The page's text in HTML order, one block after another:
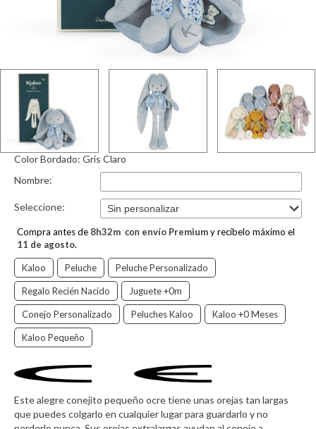
Color Bordado: Gris Claro
Nombre:
Seleccione:
Compra antes de 8h32m con envío Premiumy recíbelo máximo el
11 de agosto.
Kaloo Peluche Peluche Personalizado
Regalo Recién Nacido Juguete +0m
Conejo Personalizado Peluches Kaloo Kaloo +0 Meses
Kaloo Pequeño
Este alegre conejito pequeño ocre tiene unas orejas tan largas
que puedes colgarlo en cualquier lugar para guardarlo y no